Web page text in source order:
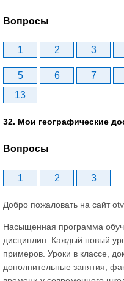
Вопросы
1 2 3
5 6 7
13
32. Мои географические
Вопросы
1 2 3
Добро пожаловать на сайт
Насыщенная программа
дисциплин. Каждый новый
примеров. Уроки в классе,
дополнительные занятия,